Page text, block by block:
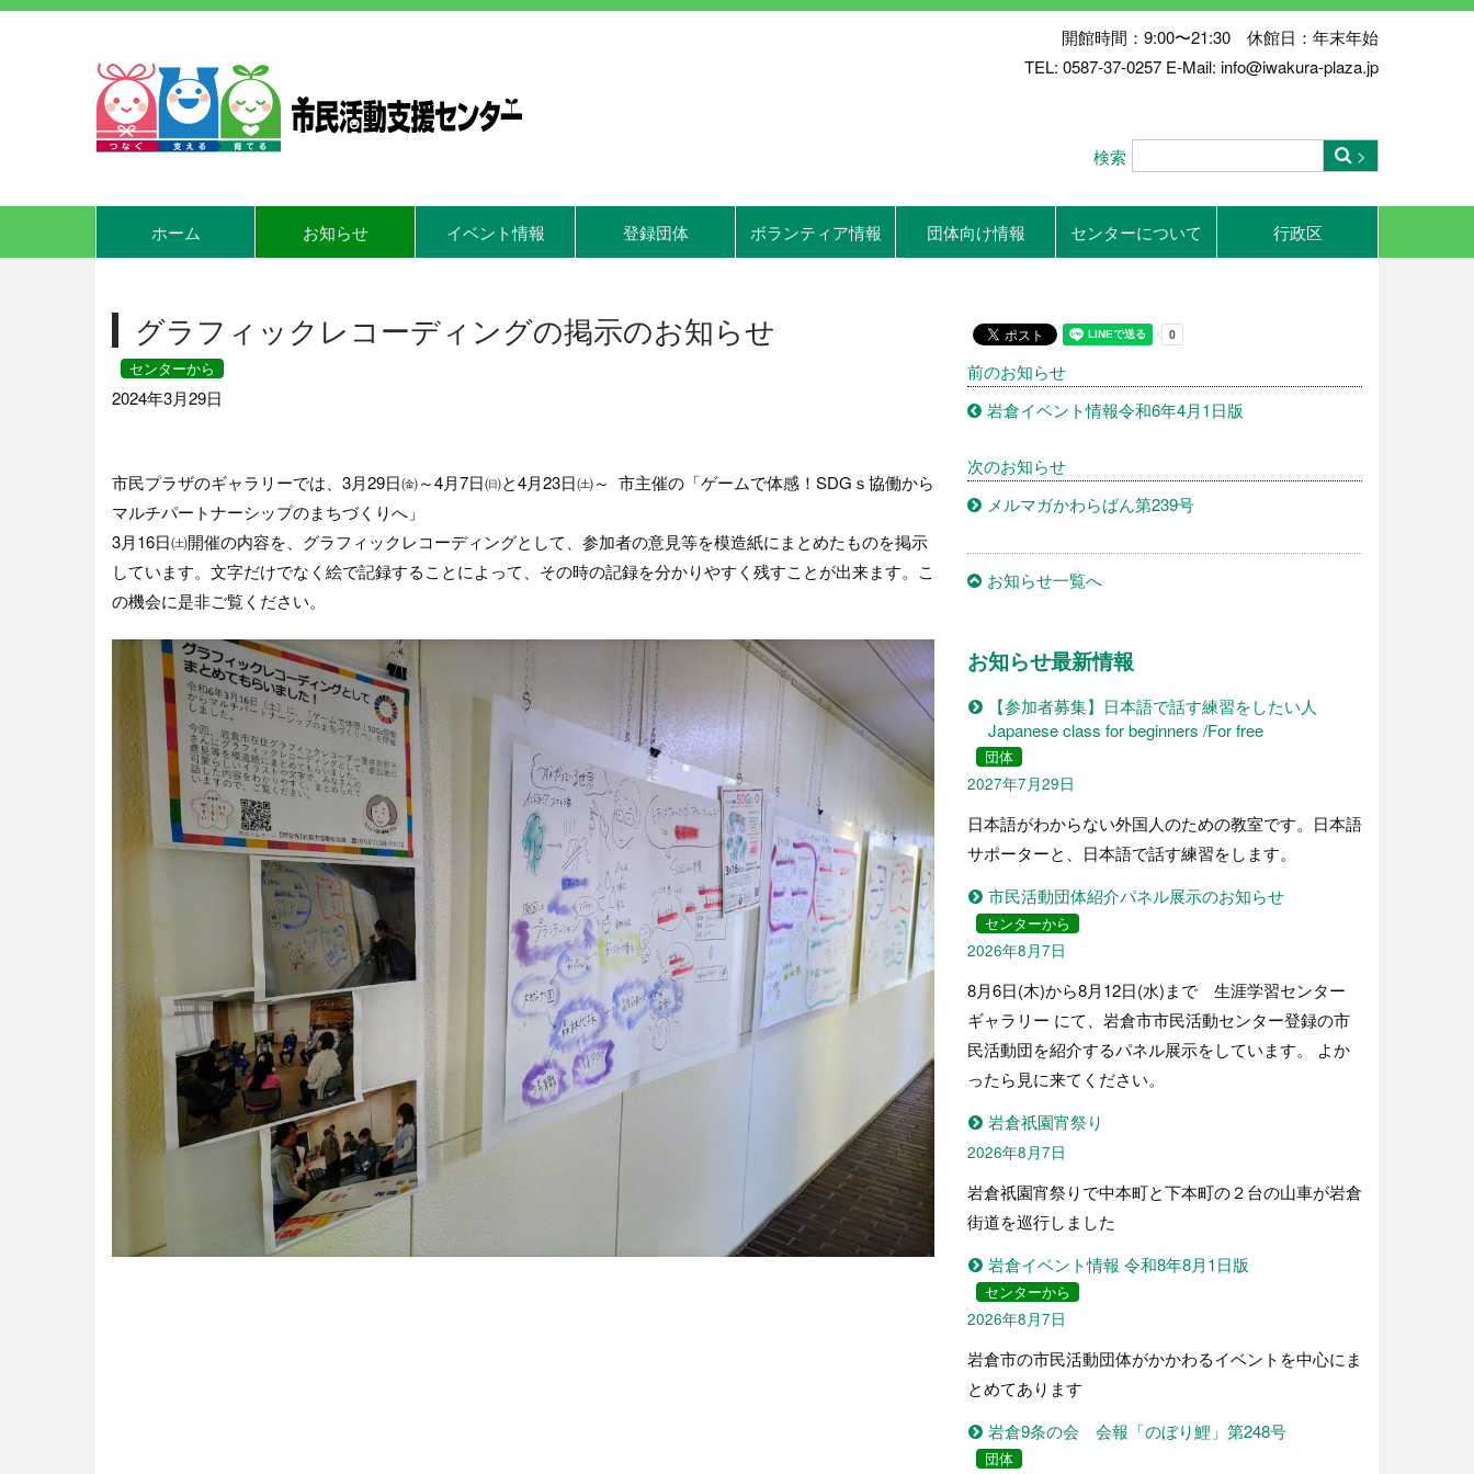
開館時間：9:00〜21:30 休館日：年末年始
TEL: 0587-37-0257 E-Mail: info@iwakura-plaza.jp
検索
ホーム お知らせ イベント情報 登録団体 ボランティア情報 団体向け情報 センターについて 行政区
グラフィックレコーディングの掲示のお知らせ
センターから
2024年3月29日
市民プラザのギャラリーでは、3月29日㈮～4月7日㈰と4月23日㈯～ 市主催の「ゲームで体感！SDGｓ協働から
マルチパートナーシップのまちづくりへ」
3月16日㈯開催の内容を、グラフィックレコーディングとして、参加者の意見等を模造紙にまとめたものを掲示
しています。文字だけでなく絵で記録することによって、その時の記録を分かりやすく残すことが出来ます。こ
の機会に是非ご覧ください。
前のお知らせ
岩倉イベント情報令和6年4月1日版
次のお知らせ
メルマガかわらばん第239号
お知らせ一覧へ
お知らせ最新情報
【参加者募集】日本語で話す練習をしたい人
Japanese class for beginners /For free
団体
2027年7月29日
日本語がわからない外国人のための教室です。日本語
サポーターと、日本語で話す練習をします。
市民活動団体紹介パネル展示のお知らせ
センターから
2026年8月7日
8月6日(木)から8月12日(水)まで 生涯学習センター
ギャラリー にて、岩倉市市民活動センター登録の市
民活動団を紹介するパネル展示をしています。 よか
ったら見に来てください。
岩倉祇園宵祭り
2026年8月7日
岩倉祇園宵祭りで中本町と下本町の２台の山車が岩倉
街道を巡行しました
岩倉イベント情報 令和8年8月1日版
センターから
2026年8月7日
岩倉市の市民活動団体がかかわるイベントを中心にま
とめてあります
岩倉9条の会 会報「のぼり鯉」第248号
団体